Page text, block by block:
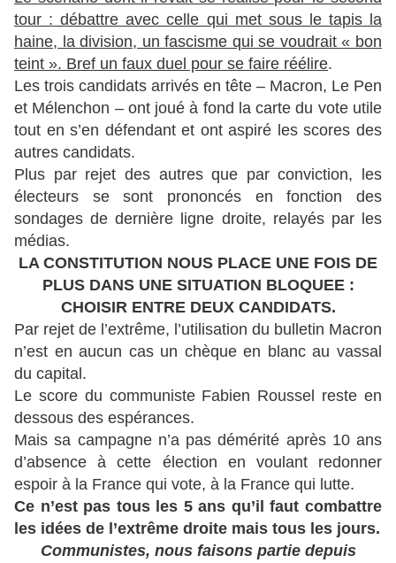
tour : débattre avec celle qui met sous le tapis la
haine, la division, un fascisme qui se voudrait « bon
teint ». Bref un faux duel pour se faire réélire.
Les trois candidats arrivés en tête – Macron, Le Pen
et Mélenchon – ont joué à fond la carte du vote utile
tout en s’en défendant et ont aspiré les scores des
autres candidats.
Plus par rejet des autres que par conviction, les
électeurs se sont prononcés en fonction des
sondages de dernière ligne droite, relayés par les
médias.
LA CONSTITUTION NOUS PLACE UNE FOIS DE
PLUS DANS UNE SITUATION BLOQUEE :
CHOISIR ENTRE DEUX CANDIDATS.
Par rejet de l’extrême, l’utilisation du bulletin Macron
n’est en aucun cas un chèque en blanc au vassal
du capital.
Le score du communiste Fabien Roussel reste en
dessous des espérances.
Mais sa campagne n’a pas démérité après 10 ans
d’absence à cette élection en voulant redonner
espoir à la France qui vote, à la France qui lutte.
Ce n’est pas tous les 5 ans qu’il faut combattre
les idées de l’extrême droite mais tous les jours.
Communistes, nous faisons partie depuis